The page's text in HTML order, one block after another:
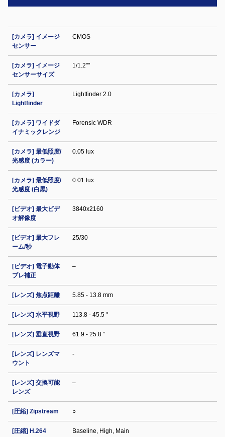
[カメラ] イメージ
センサー
CMOS
[カメラ] イメージ
センサーサイズ
1/1.2""
[カメラ]
Lightfinder
Lightfinder 2.0
[カメラ] ワイドダ
イナミックレンジ
Forensic WDR
[カメラ] 最低照度/
光感度 (カラー)
0.05 lux
[カメラ] 最低照度/
光感度 (白黒)
0.01 lux
[ビデオ] 最大ビデ
オ解像度
3840x2160
[ビデオ] 最大フレ
ーム/秒
25/30
[ビデオ] 電子動体
ブレ補正
–
[レンズ] 焦点距離 5.85 - 13.8 mm
[レンズ] 水平視野 113.8 - 45.5 °
[レンズ] 垂直視野 61.9 - 25.8 °
[レンズ] レンズマ
ウント
-
[レンズ] 交換可能
レンズ
–
[圧縮] Zipstream ○
[圧縮] H.264 Baseline, High, Main